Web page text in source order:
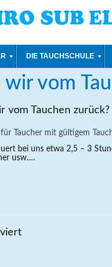
DIE TAUCHSCHULE
Volker Tags
vom
vom Tauchen zurück?
Taucher mit gültigem
bei uns etwa 2,5 – 3
usw….
für